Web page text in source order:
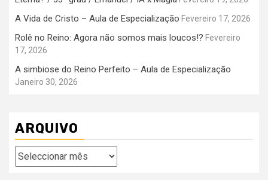
A Vida de Cristo – Aula de Especialização Fevereiro 17, 2026
Rolê no Reino: Agora não somos mais loucos!? Fevereiro
17, 2026
A simbiose do Reino Perfeito – Aula de Especialização
Janeiro 30, 2026
ARQUIVO
Arquivo